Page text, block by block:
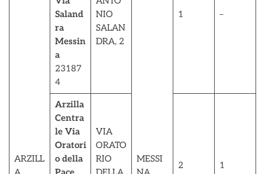
ARZILL
Saland
ra
Messin
a
23187
4
NIO
SALAN
DRA, 2
MESSI
1 –
Arzilla
Centra
le Via
Oratori
o della
VIA
ORATO
RIO
2 1